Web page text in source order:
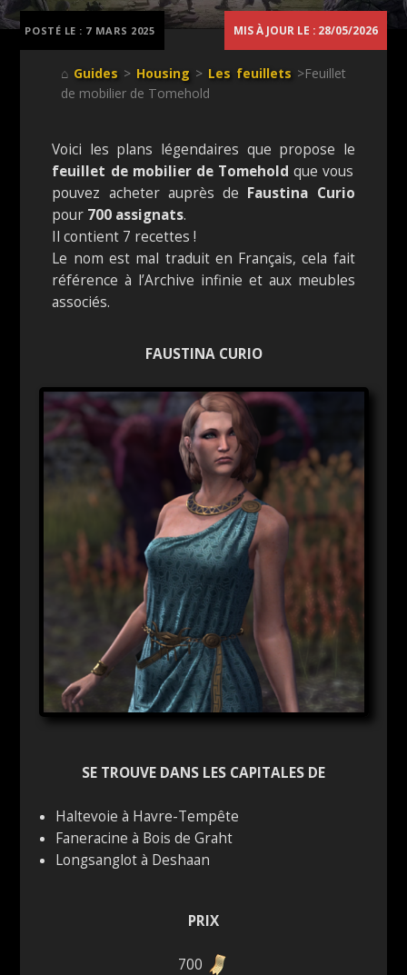
MIS À JOUR LE : 28/05/2026
⌂ Guides > Housing > Les feuillets >Feuillet
de mobilier de Tomehold
Voici les plans légendaires que propose le
feuillet de mobilier de Tomeholdque vous
pouvez acheter auprès de Faustina Curio
pour 700 assignats.
Il contient 7 recettes !
Le nom est mal traduit en Français, cela fait
référence à l’Archive infinie et aux meubles
associés.
FAUSTINA CURIO
SE TROUVE DANS LES CAPITALES DE
Haltevoie à Havre-Tempête
Faneracine à Bois de Graht
Longsanglot à Deshaan
PRIX
700
POSTÉ LE : 7 MARS 2025